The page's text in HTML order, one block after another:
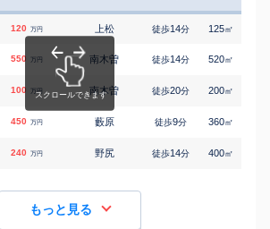
120 万円 上松 徒歩14分 125㎡
550 万円 南木曽 徒歩14分 520㎡
100 万円 南木曽 徒歩20分 200㎡
450 万円 藪原 徒歩9分 360㎡
240 万円 野尻 徒歩14分 400㎡
もっと見る